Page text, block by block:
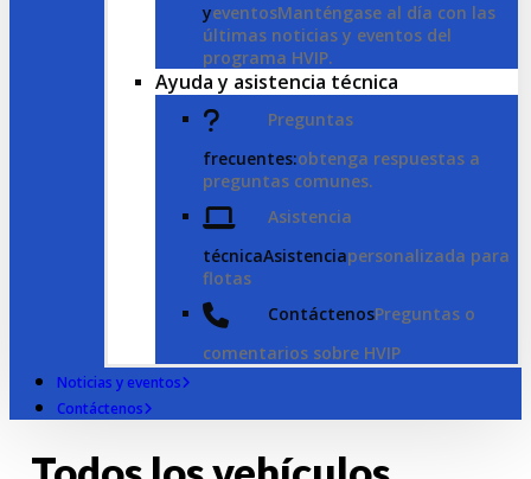
yeventosManténgase al día con las
últimas noticias y eventos del
programa HVIP.
Ayuda y asistencia técnica
Preguntas
frecuentes:obtenga respuestas a
preguntas comunes.
Asistencia
técnicaAsistenciapersonalizada para
flotas
ContáctenosPreguntas o
comentarios sobre HVIP
Noticias y eventos
Contáctenos